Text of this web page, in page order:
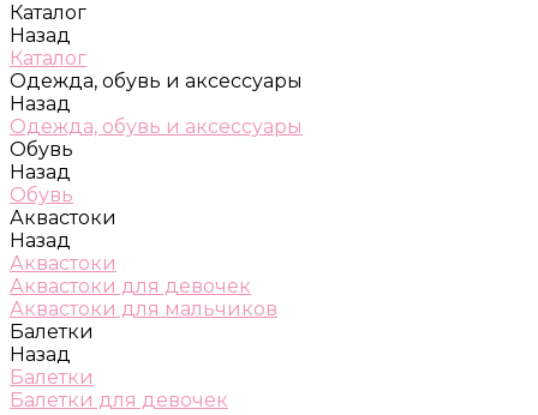
Каталог
Назад
Каталог
Одежда, обувь и аксессуары
Назад
Одежда, обувь и аксессуары
Обувь
Назад
Обувь
Аквастоки
Назад
Аквастоки
Аквастоки для девочек
Аквастоки для мальчиков
Балетки
Назад
Балетки
Балетки для девочек